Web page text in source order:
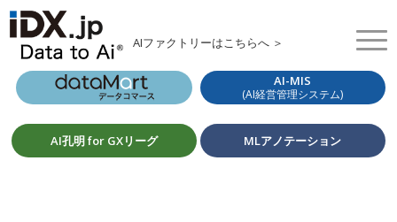
AIファクトリーはこちらへ ＞
AI-MIS
(AI経営管理システム)
AI孔明 for GXリーグ MLアノテーション